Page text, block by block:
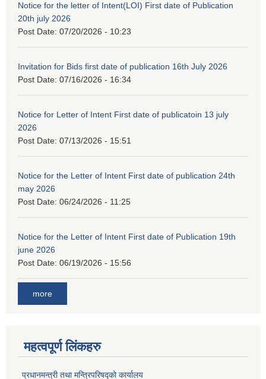
Notice for the letter of Intent(LOI) First date of Publication
20th july 2026
Post Date: 07/20/2026 - 10:23
Invitation for Bids first date of publication 16th July 2026
Post Date: 07/16/2026 - 16:34
Notice for Letter of Intent First date of publicatoin 13 july
2026
Post Date: 07/13/2026 - 15:51
Notice for the Letter of Intent First date of publication 24th
may 2026
Post Date: 06/24/2026 - 11:25
Notice for the Letter of Intent First date of Publication 19th
june 2026
Post Date: 06/19/2026 - 15:56
more
महत्वपूर्ण लिंकहरु
प्रधानमन्त्री तथा मन्त्रिपरिषद्को कार्यालय